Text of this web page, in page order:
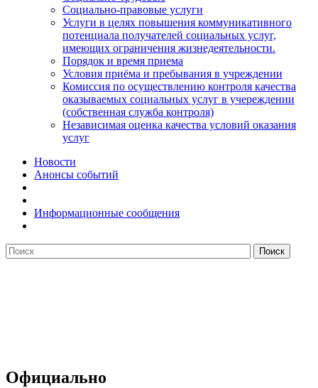
Социально-правовые услуги
Услуги в целях повышения коммуникативного
потенциала получателей социальных услуг,
имеющих ограничения жизнедеятельности.
Порядок и время приема
Условия приёма и пребывания в учреждении
Комиссия по осуществлению контроля качества
оказываемых социальных услуг в учереждении
(собственная служба контроля)
Независимая оценка качества условий оказания
услуг
Новости
Анонсы событий
Информационные сообщения
Официально